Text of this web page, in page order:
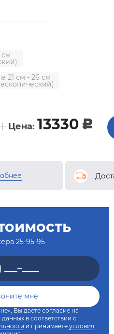
см
21 см - 26 см
Цена: 13330 c
25-95-95
Вы даете согласие на
в соответствии с
и принимаете условия